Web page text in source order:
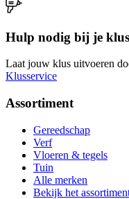
Hulp nodig bij je
Laat jouw klus uitvoeren
Klusservice
Assortiment
Gereedschap
Verf
Vloeren & tegels
Tuin
Alle merken
Bekijk het